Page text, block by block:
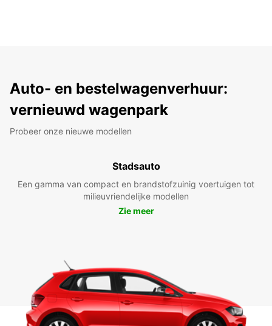
Auto- en bestelwagenverhuur:
vernieuwd wagenpark
Probeer onze nieuwe modellen
Stadsauto
Een gamma van compact en brandstofzuinig voertuigen tot
milieuvriendelijke modellen
Zie meer